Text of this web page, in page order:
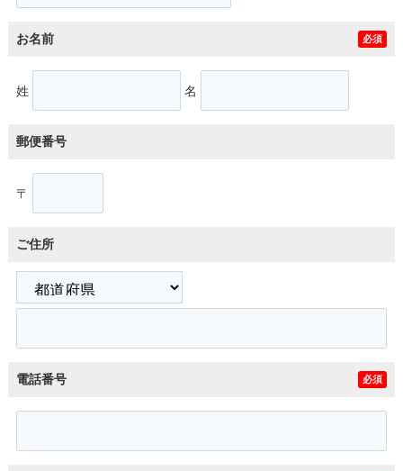
お名前 必須
姓 名
郵便番号
〒
ご住所
電話番号 必須